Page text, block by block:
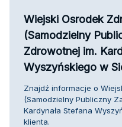
Wiejski Osrodek
(Samodzielny
Zdrowotnej im.
Wyszyńskiego w
Znajdź informacje o
(Samodzielny Publiczny
Kardynała Stefana
klienta.